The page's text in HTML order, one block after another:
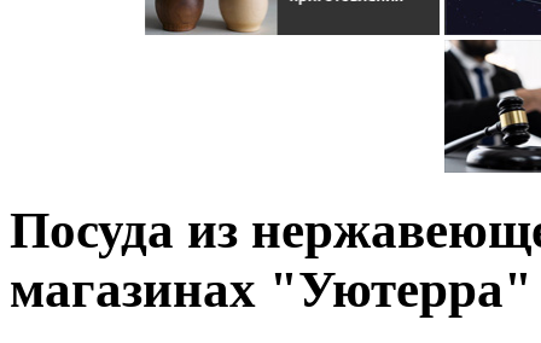
Посуда из
магазинах "Уютерра"